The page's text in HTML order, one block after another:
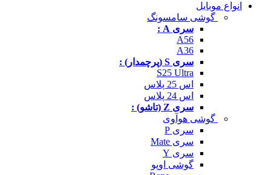
انواع موبایل
گوشی سامسونگ
سری A :
A56
A36
سری S (پرچمدار) :
S25 Ultra
اس 25 پلاس
اس 24 پلاس
سری Z (تاشو) :
گوشی هوآوی
سری P
سری Mate
سری Y
گوشی اوپو